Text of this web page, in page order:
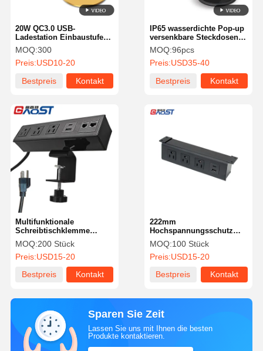
20W QC3.0 USB-
Ladestation Einbaustufe
mit Legierung und UL
CUL-Zertifizierung
MOQ:300
Preis:USD10-20
Bestpreis
Kontakt
IP65 wasserdichte Pop-up
versenkbare Steckdosen
20W für Küche Büro
MOQ:96pcs
Preis:USD35-40
Bestpreis
Kontakt
Multifunktionale
Schreibtischklemme
Steckdose Zentrum USB C
PD20W
MOQ:200 Stück
Preis:USD15-20
Bestpreis
Kontakt
222mm
Hochspannungsschutz
unter dem Schreibtisch
Steckdose QC 3.0 USB
MOQ:100 Stück
Preis:USD15-20
Bestpreis
Kontakt
Sparen Sie Zeit
Lassen Sie uns mit Ihnen die besten
Produkte kontaktieren.